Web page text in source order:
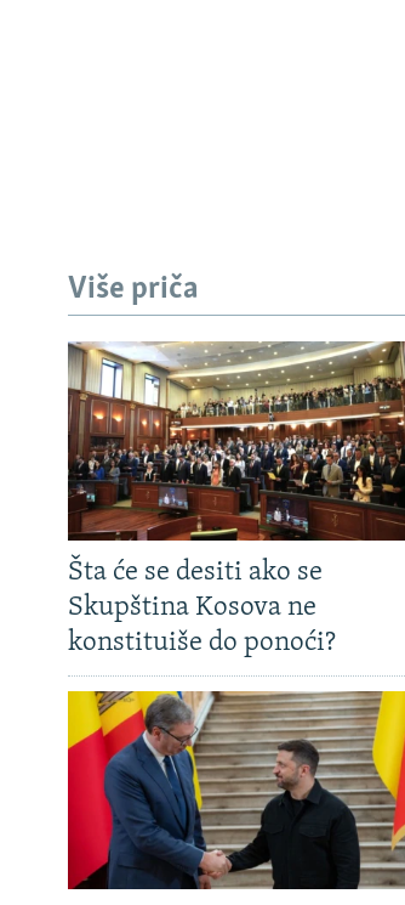
POST SCRIPTUM
MOJA EVROPA
TRI DECENIJE OD RATA U BIH
SVE KARTE DEJTONA
NASTANAK I RASPAD JUGOSLAVIJE
Više priča
Šta će se desiti ako se
Skupština Kosova ne
konstituiše do ponoći?